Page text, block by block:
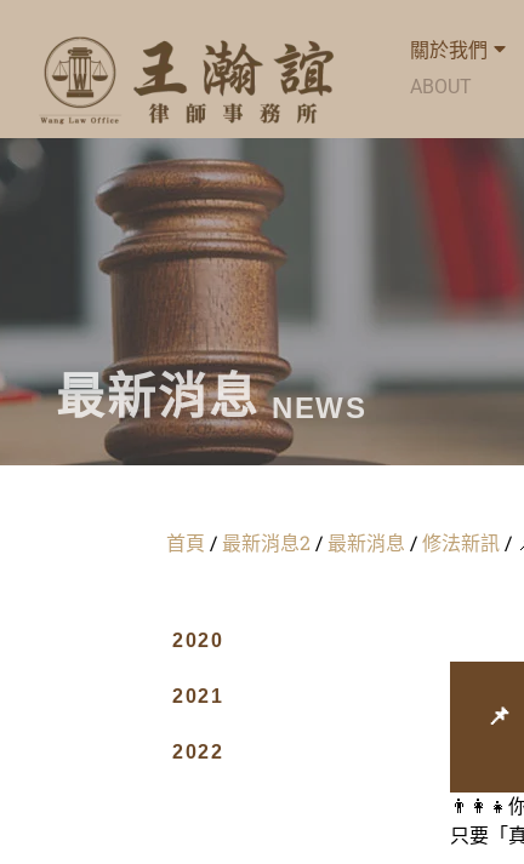
關於我們
ABOUT
最新消息 NEWS
首頁 / 最新消息2 / 最新消息 /修法新訊 /
2020
2021
2022
📌
👨‍👩‍👧
只要「